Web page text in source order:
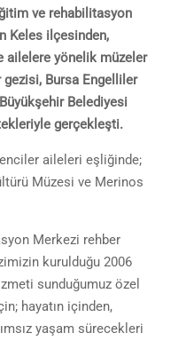
ve rehabilitasyon
Keles ilçesinden,
ailelere yönelik müzeler
Bursa Engelliler
Belediyesi
gerçekleşti.
aileleri eşliğinde;
Müzesi ve Merinos
Merkezi rehber
kurulduğu 2006
sunduğumuz özel
hayatın içinden,
yaşam sürecekleri